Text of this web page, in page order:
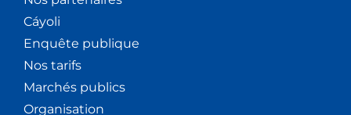
Cáyoli
Enquête publique
Nos tarifs
Marchés publics
Organisation